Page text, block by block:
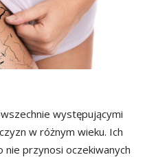
występującymi
w różnym wieku. Ich
przynosi oczekiwanych